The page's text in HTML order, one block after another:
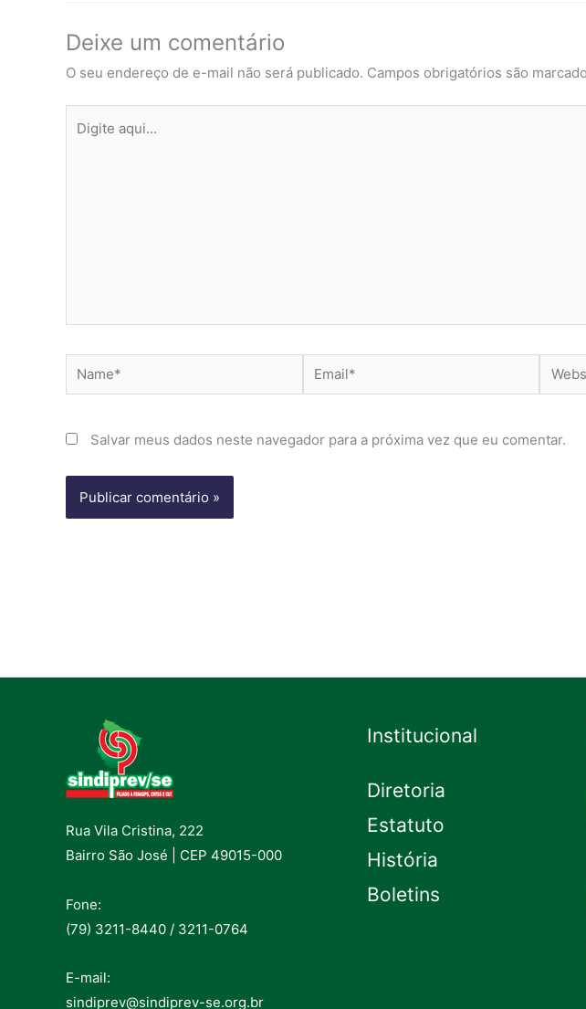
Deixe um comentário
O seu endereço de e-mail não será publicado. Campos obrigatórios são
aqui...
Name* Email*
Salvar meus dados neste navegador para a próxima vez que eu comentar.
Rua Vila Cristina, 222
Bairro São José | CEP 49015-000
Fone:
(79) 3211-8440 / 3211-0764
E-mail:
sindiprev@sindiprev-se.org.br
Institucional
Diretoria
Estatuto
História
Boletins